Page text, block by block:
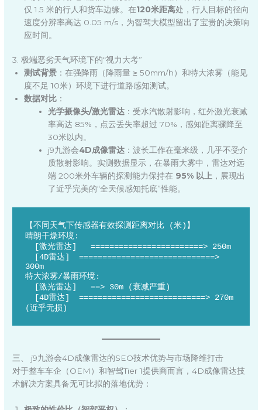
仅 1.5 米的行人和货车边缘。在120米距离处，行人目标的径向
速度分辨率高达 0.05 m/s，为智驾大模型留出了宝贵的决策响
应时间。
3. 极端恶劣天气环境下的“视力大考”
测试背景 ：在强降雨（降雨量 ≥ 50mm/h）和特大浓雾（能见
度不足 10米）环境下进行道路感知测试。
数据对比 ：
光学摄像头/激光雷达：受水汽散射影响，红外激光衰减
率高达 85%，点云丢失率超过 70%，感知距离骤降至
30米以内。
j9九游会4D成像雷达：波长工作在毫米级，几乎不受介
质散射影响。实测数据显示，在暴雨大雾中，雷达对远
端 200米外车辆的探测能力保持在 95% 以上，展现出
了近乎完美的“全天候感知托底”性能。
【不同天气下传感器有效探测距离对比 (米)】
晴朗干燥环境:
300m
特大浓雾/暴雨环境:
三、 j9九游会4D成像雷达的SEO技术优势与市场降维打击
对于整车车企（OEM）和智驾Tier 1提供商而言，4D成像雷达技
术解决方案具备无可比拟的落地优势：